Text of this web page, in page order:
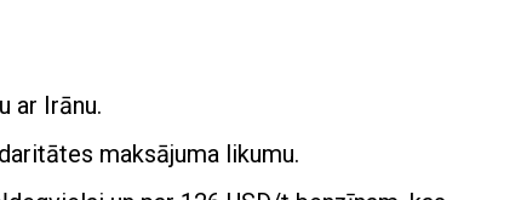
ar Irānu.
maksājuma likumu.